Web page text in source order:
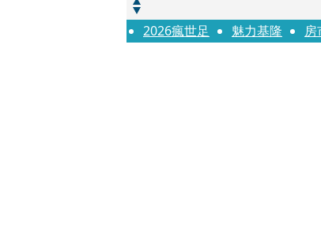
快訊
AKIRA台北唱到一半
2026瘋世足 魅力基隆